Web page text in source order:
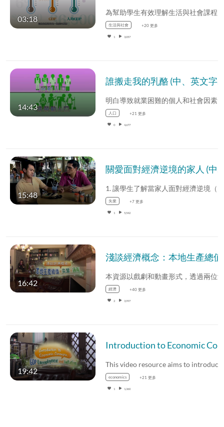
03:18
生活與社會 +20 更多
1 3,057
14:43
人口 +21 更多
0 4,677
15:48
失業 +7 更多
1 5,542
16:42
經濟 +40 更多
2 3,997
19:42
economics +21 更多
1 1,360